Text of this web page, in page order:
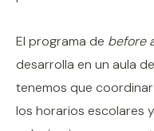
El programa de before
desarrolla en un aula
tenemos que
los horarios escolares